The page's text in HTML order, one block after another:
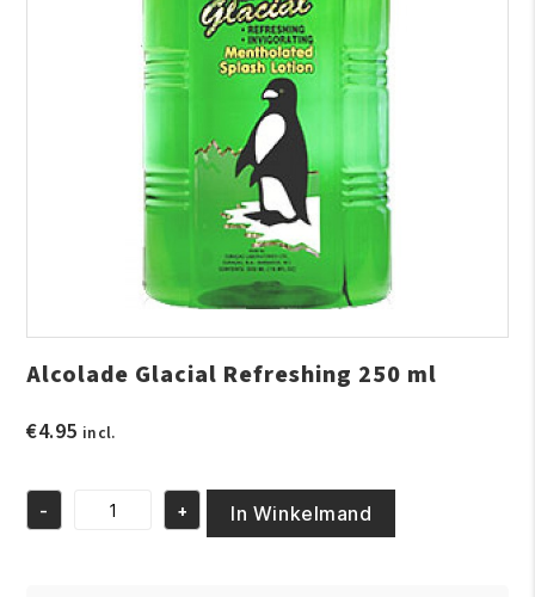
Alcolade Glacial Refreshing 250 ml
€4.95 incl.
Alcolade
- + In Winkelmand